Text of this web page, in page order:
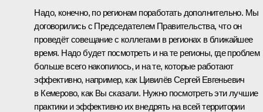
Надо, конечно, по регионам поработать дополнительно. Мы
договорились с Председателем Правительства, что он
проведёт совещание с коллегами в регионах в ближайшее
время. Надо будет посмотреть и на те регионы, где проблем
больше всего накопилось, и на те, которые работают
эффективно, например, как Цивилёв Сергей Евгеньевич
в Кемерово, как Вы сказали. Нужно посмотреть эти лучшие
практики и эффективно их внедрять на всей территории